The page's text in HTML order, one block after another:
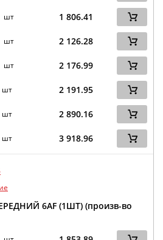
шт 1 806.41
шт 2 126.28
шт 2 176.99
шт 2 191.95
2 890.16
3 918.96
6AF (1ШТ) (произв-во